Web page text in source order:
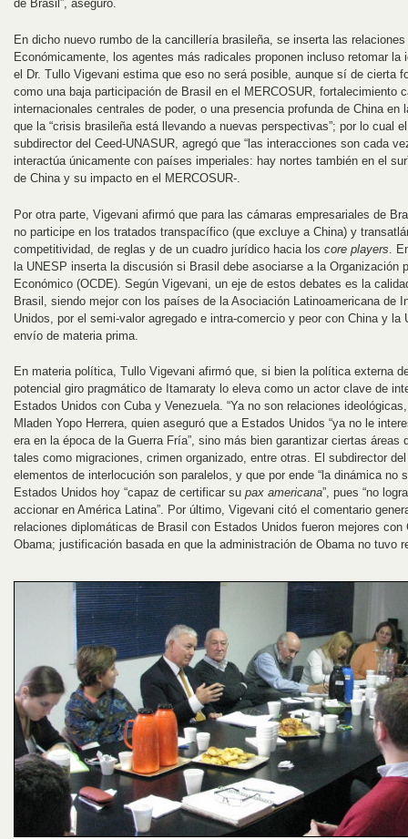
de Brasil”, aseguró.
En dicho nuevo rumbo de la cancillería brasileña, se inserta las
Económicamente, los agentes más radicales proponen incluso retomar la
el Dr. Tullo Vigevani estima que eso no será posible, aunque sí de cierta
como una baja participación de Brasil en el MERCOSUR, fortalecimiento
internacionales centrales de poder, o una presencia profunda de China en
que la “crisis brasileña está llevando a nuevas perspectivas”; por lo cual
subdirector del Ceed-UNASUR, agregó que “las interacciones son cada
interactúa únicamente con países imperiales: hay nortes también en el
de China y su impacto en el MERCOSUR-.
Por otra parte, Vigevani afirmó que para las cámaras empresariales de
no participe en los tratados transpacífico (que excluye a China) y
competitividad, de reglas y de un cuadro jurídico hacia los core players .
la UNESP inserta la discusión si Brasil debe asociarse a la Organización
Económico (OCDE). Según Vigevani, un eje de estos debates es la
Brasil, siendo mejor con los países de la Asociación Latinoamericana de
Unidos, por el semi-valor agregado e intra-comercio y peor con China y la
envío de materia prima.
En materia política, Tullo Vigevani afirmó que, si bien la política externa
potencial giro pragmático de Itamaraty lo eleva como un actor clave de
Estados Unidos con Cuba y Venezuela. “Ya no son relaciones
Mladen Yopo Herrera, quien aseguró que a Estados Unidos “ya no le
era en la época de la Guerra Fría”, sino más bien garantizar ciertas áreas
tales como migraciones, crimen organizado, entre otras. El subdirector
elementos de interlocución son paralelos, y que por ende “la dinámica no
Estados Unidos hoy “capaz de certificar su pax americana”, pues “no
accionar en América Latina”. Por último, Vigevani citó el comentario
relaciones diplomáticas de Brasil con Estados Unidos fueron mejores con
Obama; justificación basada en que la administración de Obama no tuvo